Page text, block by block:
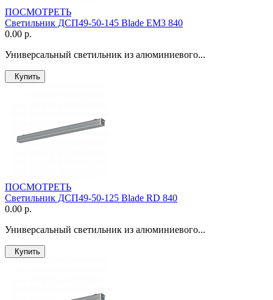
ПОСМОТРЕТЬ
Светильник ДСП49-50-145 Blade EM3 840
0.00 р.
Универсальный светильник из алюминиевого...
Купить
ПОСМОТРЕТЬ
Светильник ДСП49-50-125 Blade RD 840
0.00 р.
Универсальный светильник из алюминиевого...
Купить